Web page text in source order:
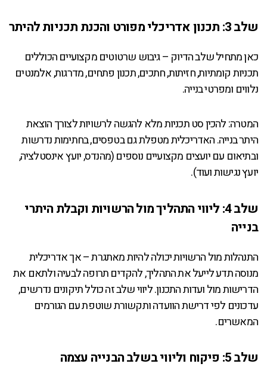
שלב 3: תכנון אדריכלי מפורט והכנת תכניות להיתר
כאן מתחיל שלב הדיוק – גיבוש שרטוטים מקצועיים הכוללים
תכניות קומתיות, חזיתות, חתכים, תכנון פתחים, מדרגות, אלמנטים
נלווים ומפרטי בנייה.
המטרה: להכין סט תכניות מלא להגשה לרשויות לצורך הוצאת
היתר בנייה. האדריכלית מטפלת גם בטפסים, בחתימות נדרשות
ובתיאום עם יועצים מקצועיים נוספים (מהנדס, יועץ אינסטלציה,
יועץ נגישות ועוד).
שלב 4: ליווי התהליך מול הרשויות וקבלת היתרי
בנייה
התנהלות מול הרשויות יכולה להיות מאתגרת – אך אדריכלית
מנוסה תדע לייעל את התהליך, להקדים תרופה לבעיה ולתאם את
הדרישות מול ועדות התכנון. ליווי שלב זה כולל תיקונים נדרשים,
עדכונים לפי דרישת הוועדה ותקשורת שוטפת עם הגורמים
המאשרים.
שלב 5: פיקוח וליווי בשלב הבנייה עצמה